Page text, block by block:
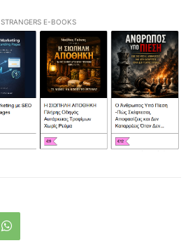
STRANGERS E-BOOKS